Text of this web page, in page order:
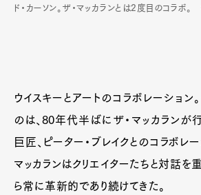
ド・カーソン。ザ・マッカランとは2度目のコラ
ウイスキーとアートのコラボレーション
のは、80年代半ばにザ・マッカランが
巨匠、ピーター・ブレイクとのコラボレ
マッカランはクリエイターたちと対話を
ら常に革新的であり続けてきた。